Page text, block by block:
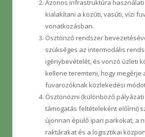
Azonos infrastruktúra
kialakítani a közúti, vasúti, vízi
vonatkozásban.
Ösztönző rendszer
szükséges az intermodális
igénybevételét, és vonzó üzleti
kellene teremteni, hogy megérje
fuvarozóknak közlekedési
Ösztönözni (különböző
támogatás feltételeként előírni)
újonnan épülő ipari parkokat, a
raktárakat és a logisztikai